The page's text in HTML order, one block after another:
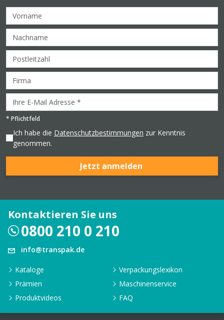
* Pflichtfeld
Ich habe die Datenschutzbestimmungen zur Kenntnis
genommen.
Jetzt anmelden
Kontaktieren Sie uns
0800 210 0 210
info@transpak.de
Kataloge
Verpackungslexikon
Prämien
Maschinenservice
Produktvideos
FAQ